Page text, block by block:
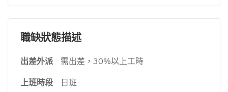
職缺狀態描述
出差外派
需出差，30%以上工時
上班時段
日班